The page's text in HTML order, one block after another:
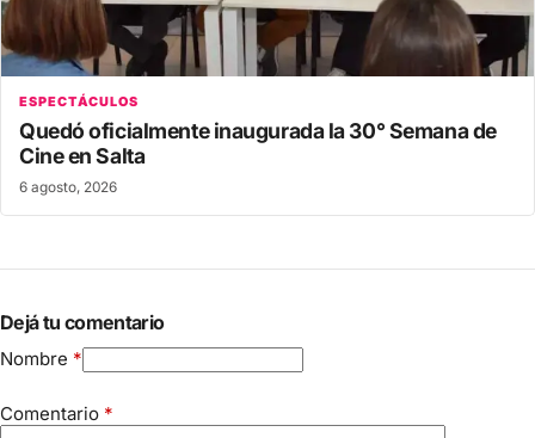
ESPECTÁCULOS
Quedó oficialmente inaugurada la 30° Semana de
Cine en Salta
6 agosto, 2026
Dejá tu comentario
Nombre *
Comentario *